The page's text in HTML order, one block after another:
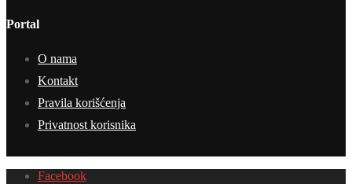
Portal
O nama
Kontakt
Pravila korišćenja
Privatnost korisnika
Facebook